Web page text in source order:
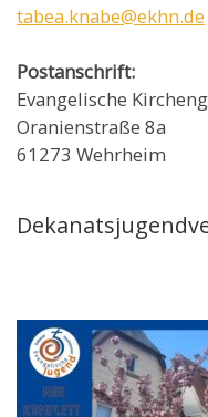
tabea.knabe@ekhn.de
Postanschrift:
Evangelische
Oranienstraße 8a
61273 Wehrheim